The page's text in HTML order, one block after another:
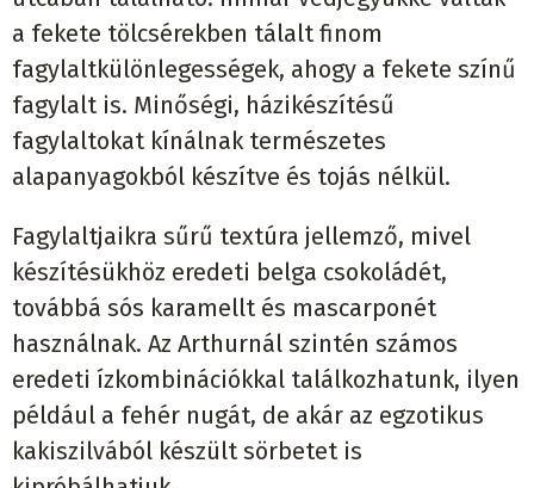
a fekete tölcsérekben tálalt finom
fagylaltkülönlegességek, ahogy a fekete színű
fagylalt is. Minőségi, házikészítésű
fagylaltokat kínálnak természetes
alapanyagokból készítve és tojás nélkül.
Fagylaltjaikra sűrű textúra jellemző, mivel
készítésükhöz eredeti belga csokoládét,
továbbá sós karamellt és mascarponét
használnak. Az Arthurnál szintén számos
eredeti ízkombinációkkal találkozhatunk, ilyen
például a fehér nugát, de akár az egzotikus
kakiszilvából készült sörbetet is